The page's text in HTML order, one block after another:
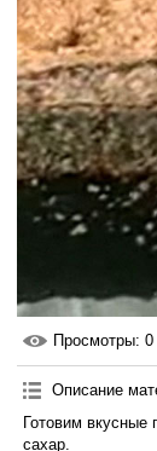
Просмотры: 0
Описание
Готовим
сахар.